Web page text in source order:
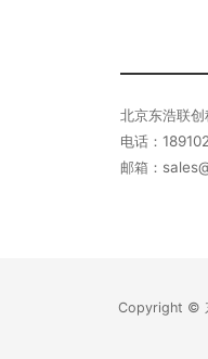
北京东浩联
电话：
邮箱：
Copyright ©